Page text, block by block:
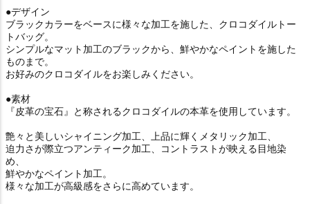
●デザイン
ブラックカラーをベースに様々な加工を施した、クロコダイルトー
トバッグ。
シンプルなマット加工のブラックから、鮮やかなペイントを施した
ものまで。
お好みのクロコダイルをお楽しみください。
●素材
『皮革の宝石』と称されるクロコダイルの本革を使用しています。
艶々と美しいシャイニング加工、上品に輝くメタリック加工、
迫力さが際立つアンティーク加工、コントラストが映える目地染
め、
鮮やかなペイント加工。
様々な加工が高級感をさらに高めています。